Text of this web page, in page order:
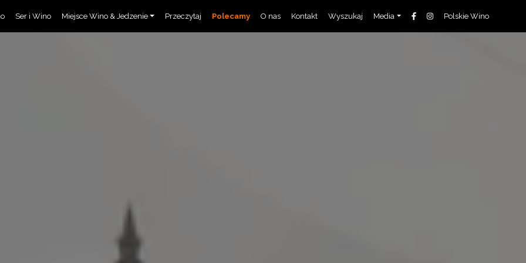
Ser i Wino Miejsce Wino & Jedzenie Przeczytaj Polecamy O nas Kontakt Wyszukaj Media Polskie Wino